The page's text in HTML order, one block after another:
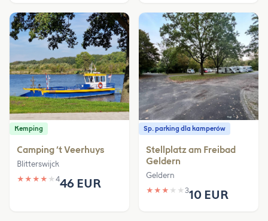
Kemping
Camping ‘t Veerhuys
Blitterswijck
★ ★ ★ ★ ★ 446 EUR
Sp. parking dla kamperów
Stellplatz am Freibad
Geldern
Geldern
★ ★ ★ ★ ★ 310 EUR